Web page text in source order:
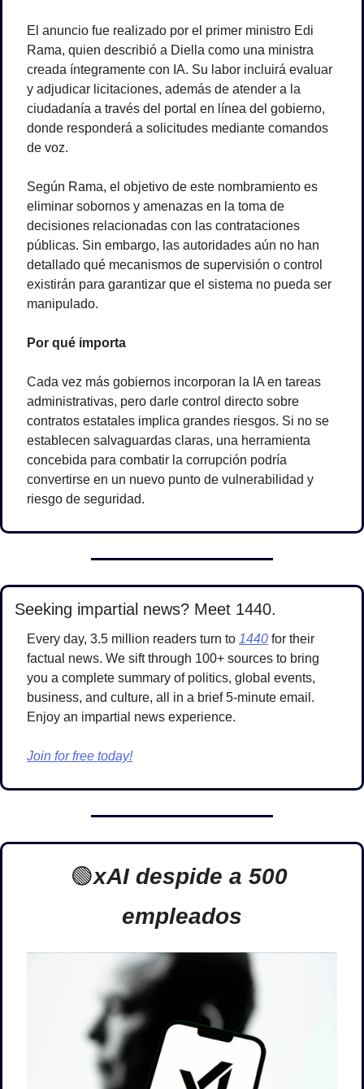
El anuncio fue realizado por el primer ministro Edi
Rama, quien describió a Diella como una ministra
creada íntegramente con IA. Su labor incluirá evaluar
y adjudicar licitaciones, además de atender a la
ciudadanía a través del portal en línea del gobierno,
donde responderá a solicitudes mediante comandos
de voz.
Según Rama, el objetivo de este nombramiento es
eliminar sobornos y amenazas en la toma de
decisiones relacionadas con las contrataciones
públicas. Sin embargo, las autoridades aún no han
detallado qué mecanismos de supervisión o control
existirán para garantizar que el sistema no pueda ser
manipulado.
Por qué importa
Cada vez más gobiernos incorporan la IA en tareas
administrativas, pero darle control directo sobre
contratos estatales implica grandes riesgos. Si no se
establecen salvaguardas claras, una herramienta
concebida para combatir la corrupción podría
convertirse en un nuevo punto de vulnerabilidad y
riesgo de seguridad.
Seeking impartial news? Meet 1440.
Every day, 3.5 million readers turn to 1440 for their
factual news. We sift through 100+ sources to bring
you a complete summary of politics, global events,
business, and culture, all in a brief 5-minute email.
Enjoy an impartial news experience.
Join for free today!
🟢xAI despide a 500
empleados